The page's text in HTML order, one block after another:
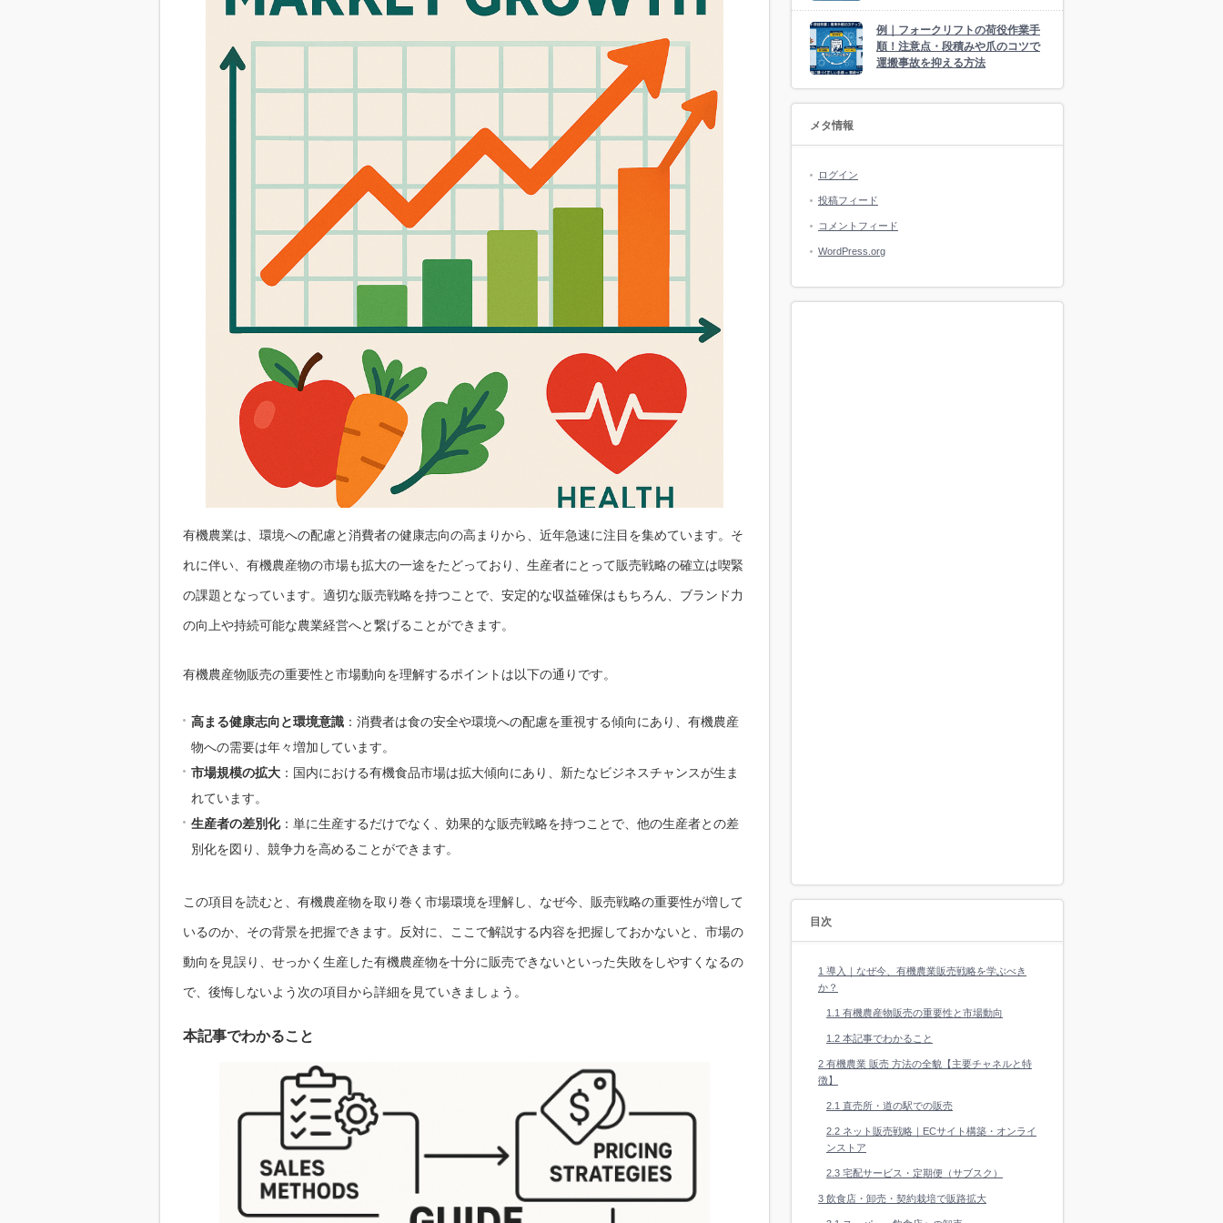
有機農業は、環境への配慮と消費者の健康志向の高まりから、近年急速に注目を集めています。そ
れに伴い、有機農産物の市場も拡大の一途をたどっており、生産者にとって販売戦略の確立は喫緊
の課題となっています。適切な販売戦略を持つことで、安定的な収益確保はもちろん、ブランド力
の向上や持続可能な農業経営へと繋げることができます。
有機農産物販売の重要性と市場動向を理解するポイントは以下の通りです。
高まる健康志向と環境意識 ：消費者は食の安全や環境への配慮を重視する傾向にあり、有機農産
物への需要は年々増加しています。
市場規模の拡大 ：国内における有機食品市場は拡大傾向にあり、新たなビジネスチャンスが生ま
れています。
生産者の差別化：単に生産するだけでなく、効果的な販売戦略を持つことで、他の生産者との差
別化を図り、競争力を高めることができます。
この項目を読むと、有機農産物を取り巻く市場環境を理解し、なぜ今、販売戦略の重要性が増して
いるのか、その背景を把握できます。反対に、ここで解説する内容を把握しておかないと、市場の
動向を見誤り、せっかく生産した有機農産物を十分に販売できないといった失敗をしやすくなるの
で、後悔しないよう次の項目から詳細を見ていきましょう。
本記事でわかること
例｜フォークリフトの荷役作業手
順！注意点・段積みや爪のコツで
運搬事故を抑える方法
メタ情報
ログイン
投稿フィード
コメントフィード
WordPress.org
目次
1 導入｜なぜ今、有機農業販売戦略を学ぶべき
か？
1.1 有機農産物販売の重要性と市場動向
1.2 本記事でわかること
2 有機農業 販売 方法の全貌【主要チャネルと特
徴】
2.1 直売所・道の駅での販売
2.2 ネット販売戦略｜ECサイト構築・オンライ
ンストア
2.3 宅配サービス・定期便（サブスク）
3 飲食店・卸売・契約栽培で販路拡大